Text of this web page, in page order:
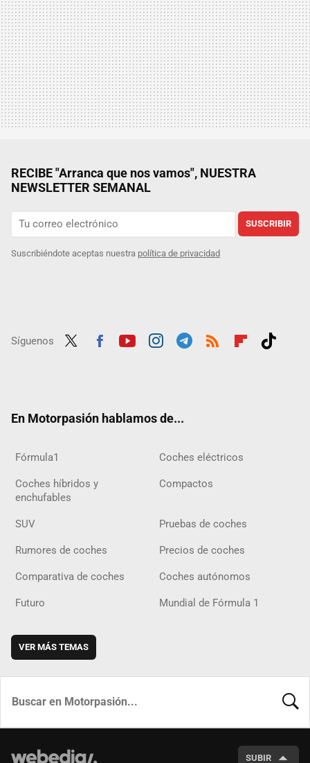
RECIBE "Arranca que nos vamos", NUESTRA
NEWSLETTER SEMANAL
SUSCRIBIR
Suscribiéndote aceptas nuestra política de privacidad
Síguenos
En Motorpasión hablamos de...
Fórmula1 Coches eléctricos
Coches híbridos y
enchufables
Compactos
SUV Pruebas de coches
Rumores de coches Precios de coches
Comparativa de coches Coches autónomos
Futuro Mundial de Fórmula 1
VER MÁS TEMAS
SUBIR